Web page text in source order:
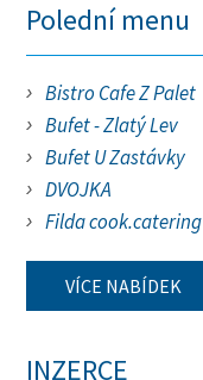
Polední menu
Bistro Cafe Z Palet
Bufet - Zlatý Lev
Bufet U Zastávky
DVOJKA
Filda cook.catering
VÍCE NABÍDEK
INZERCE